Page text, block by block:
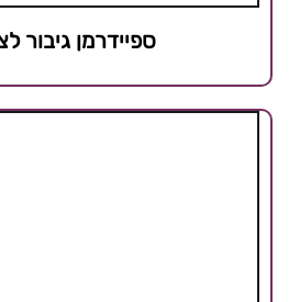
ספיידרמן גיבור